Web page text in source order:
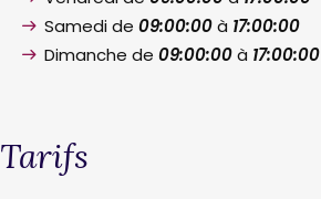
Samedi de 09:00:00à 17:00:00
Dimanche de 09:00:00à 17:00:00
Tarifs